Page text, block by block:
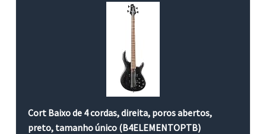
Cort Baixo de 4 cordas, direita, poros abertos,
preto, tamanho único (B4ELEMENTOPTB)